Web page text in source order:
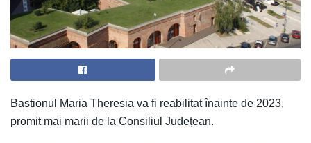
Bastionul Maria Theresia va fi reabilitat înainte de 2023,
promit mai marii de la Consiliul Județean.